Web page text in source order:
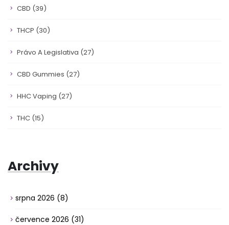
CBD (39)
THCP (30)
Právo A Legislativa (27)
CBD Gummies (27)
HHC Vaping (27)
THC (15)
Archivy
srpna 2026 (8)
července 2026 (31)